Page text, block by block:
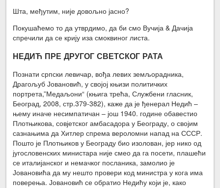
Шта, међутим, није довољно јасно?
Покушаћемо то да утврдимо, да би смо Вучија & Дачија
спречили да се крију иза смоквиног листа.
НЕДИЋ ПРЕ ДРУГОГ СВЕТСКОГ РАТА
Познати српски левичар, вођа левих земљорадника,
Драгољуб Јовановић, у својој књизи политичких
портрета,”Медаљони“ (књига трећа, Службени гласник,
Београд, 2008, стр.379-382), каже да је ђенерал Недић –
њему иначе несимпатичан – још 1940. године обавестио
Плотњикова, совјетског амбасадора у Београду, о својим
сазнањима да Хитлер спрема вероломни напад на СССР.
Пошто је Плотњиков у Београду био изолован, јер нико од
југословенских министара није смео да га посети, плашећи
се италијанског и немачког посланика, замолио је
Јовановића да му нешто провери код министра у кога има
поверења. Јовановић се обратио Недићу који је, како